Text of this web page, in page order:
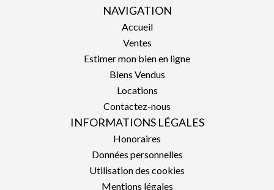
NAVIGATION
Accueil
Ventes
Estimer mon bien en ligne
Biens Vendus
Locations
Contactez-nous
INFORMATIONS LÉGALES
Honoraires
Données personnelles
Utilisation des cookies
Mentions légales